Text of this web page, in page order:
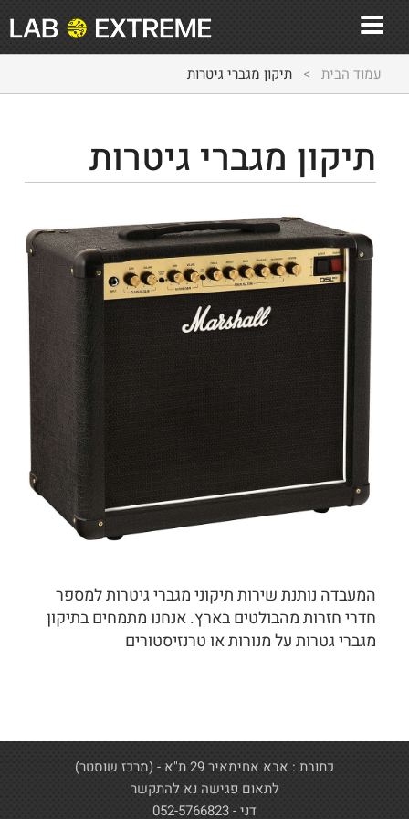
עמוד הבית > תיקון מגברי גיטרות
תיקון מגברי גיטרות
המעבדה נותנת שירות תיקוני מגברי גיטרות למספר
חדרי חזרות מהבולטים בארץ. אנחנו מתמחים בתיקון
מגברי גטרות על מנורות או טרנזיסטורים
כתובת : אבא אחימאיר 29 ת"א - (מרכז שוסטר)
לתאום פגישה נא להתקשר
דני - 052-5766823